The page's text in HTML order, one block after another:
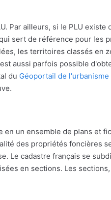
Par ailleurs, si le PLU existe
sert de référence pour les
les territoires classés en
aussi parfois possible
du Géoportail de l'urbanisme
en un ensemble de plans et
des propriétés foncières
Le cadastre français se
en sections. Les